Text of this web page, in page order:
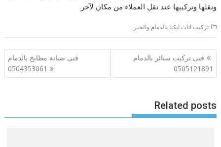
ونقلها وتركيبها عند نقل العملاء من مكان لآخر.
تركيب اثاث ايكيا بالدمام والخبر
تصفّح
المقالات
فنى تركيب ستائر بالدمام
0505121891
فنى صيانة مطابخ بالدمام
0504353061
Related posts